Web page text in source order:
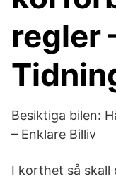
regler
Besiktiga bilen:
– Enklare Billiv
I korthet så skall